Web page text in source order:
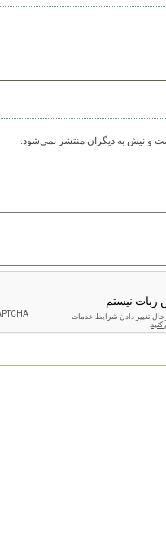
و نيش به ديگران منتشر نمي‌شود.